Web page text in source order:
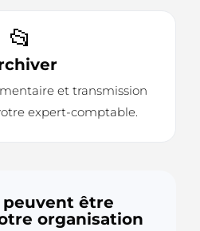
📂
et transmission
expert-comptable.
peuvent être
organisation